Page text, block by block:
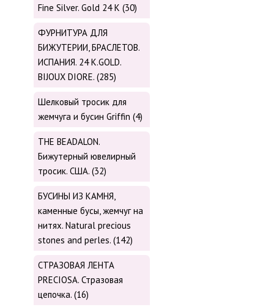
Fine Silver. Gold 24 K (30)
ФУРНИТУРА ДЛЯ
БИЖУТЕРИИ, БРАСЛЕТОВ.
ИСПАНИЯ. 24 K.GOLD.
BIJOUX DIORE. (285)
Шелковый тросик для
жемчуга и бусин Griffin (4)
THE BEADALON.
Бижутерный ювелирный
тросик. США. (32)
БУСИНЫ ИЗ КАМНЯ,
каменные бусы, жемчуг на
нитях. Natural precious
stones and perles. (142)
СТРАЗОВАЯ ЛЕНТА
PRECIOSA. Стразовая
цепочка. (16)